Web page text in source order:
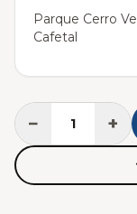
Parque Cerro
Cafetal
− +